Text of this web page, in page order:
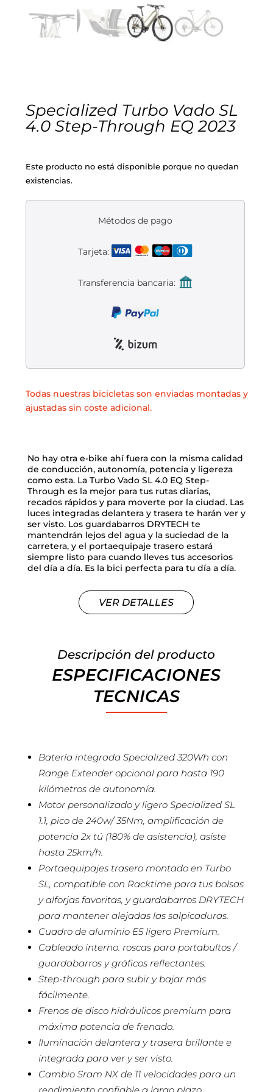
Eléctricas
Montajes a la Carta
Segunda mano
Pedales
Ruedas
Sillines
Suspensión
Manillares
Gafas
Puños y cintas
Luces
Bombas
Portabidones
Mantenimiento de bicicletas
Equipaciones gr-100
Ropa
Guantes
Calcetines
Varios
REBAJAS
Specialized Turbo Vado SL
4.0 Step-Through EQ 2023
Este producto no está disponible porque no quedan
existencias.
Métodos de pago
Tarjeta:
Transferencia bancaria:
Todas nuestras bicicletas son enviadas montadas y
ajustadas sin coste adicional.
No hay otra e-bike ahí fuera con la misma calidad
de conducción, autonomía, potencia y ligereza
como esta. La Turbo Vado SL 4.0 EQ Step-
Through es la mejor para tus rutas diarias,
recados rápidos y para moverte por la ciudad. Las
luces integradas delantera y trasera te harán ver y
ser visto. Los guardabarros DRYTECH te
mantendrán lejos del agua y la suciedad de la
carretera, y el portaequipaje trasero estará
siempre listo para cuando lleves tus accesorios
del día a día. Es la bici perfecta para tu día a día.
VER DETALLES
Descripción del producto
ESPECIFICACIONES
TECNICAS
Batería integrada Specialized 320Wh con
Range Extender opcional para hasta 190
kilómetros de autonomía.
Motor personalizado y ligero Specialized SL
1.1, pico de 240w/ 35Nm, amplificación de
potencia 2x tú (180% de asistencia), asiste
hasta 25km/h.
Portaequipajes trasero montado en Turbo
SL, compatible con Racktime para tus bolsas
y alforjas favoritas, y guardabarros DRYTECH
para mantener alejadas las salpicaduras.
Cuadro de aluminio E5 ligero Premium.
Cableado interno. roscas para portabultos /
guardabarros y gráficos reflectantes.
Step-through para subir y bajar más
fácilmente.
Frenos de disco hidráulicos premium para
máxima potencia de frenado.
Iluminación delantera y trasera brillante e
integrada para ver y ser visto.
Cambio Sram NX de 11 velocidades para un
rendimiento confiable a largo plazo.